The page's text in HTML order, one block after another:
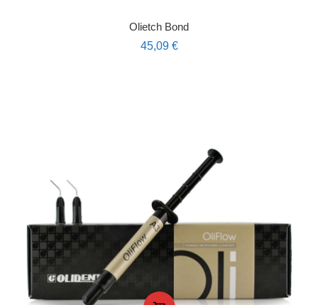
Olietch Bond
45,09 €